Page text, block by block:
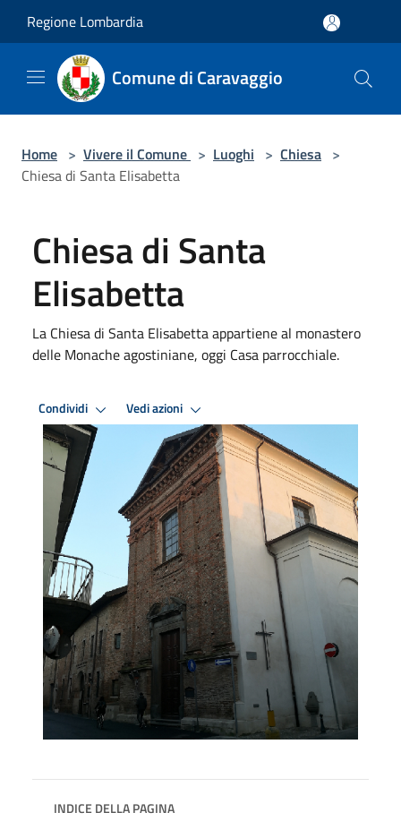
Regione Lombardia
Comune di Caravaggio
Home > Vivere il Comune > Luoghi > Chiesa >
Chiesa di Santa Elisabetta
Chiesa di Santa
Elisabetta
La Chiesa di Santa Elisabetta appartiene al monastero
delle Monache agostiniane, oggi Casa parrocchiale.
Condividi Vedi azioni
INDICE DELLA PAGINA